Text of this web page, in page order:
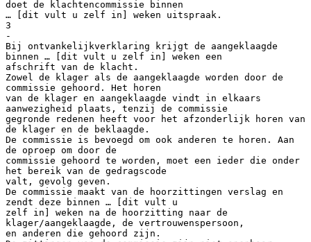
doet de klachtencommissie binnen
… [dit vult u zelf in] weken uitspraak.
3
-
Bij ontvankelijkverklaring krijgt de aangeklaagde
binnen … [dit vult u zelf in] weken een
afschrift van de klacht.
Zowel de klager als de aangeklaagde worden door de
commissie gehoord. Het horen
van de klager en aangeklaagde vindt in elkaars
aanwezigheid plaats, tenzij de commissie
gegronde redenen heeft voor het afzonderlijk horen van
de klager en de beklaagde.
De commissie is bevoegd om ook anderen te horen. Aan
de oproep om door de
commissie gehoord te worden, moet een ieder die onder
het bereik van de gedragscode
valt, gevolg geven.
De commissie maakt van de hoorzittingen verslag en
zendt deze binnen … [dit vult u
zelf in] weken na de hoorzitting naar de
klager/aangeklaagde, de vertrouwenspersoon,
en anderen die gehoord zijn.